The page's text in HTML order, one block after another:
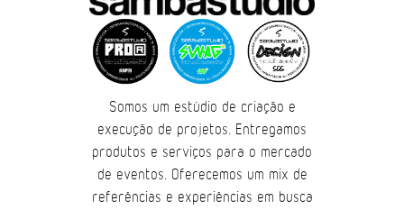
Somos um estúdio de criação e
execução de projetos. Entregamos
produtos e serviços para o mercado
de eventos. Oferecemos um mix de
referências e experiências em busca